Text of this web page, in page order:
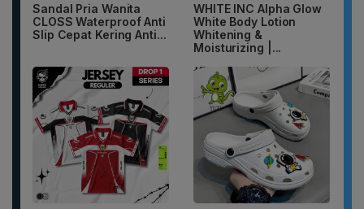
Sandal Pria Wanita
CLOSS Waterproof Anti
Slip Cepat Kering Anti...
WHITE INC Alpha Glow
White Body Lotion
Whitening &
Moisturizing |...